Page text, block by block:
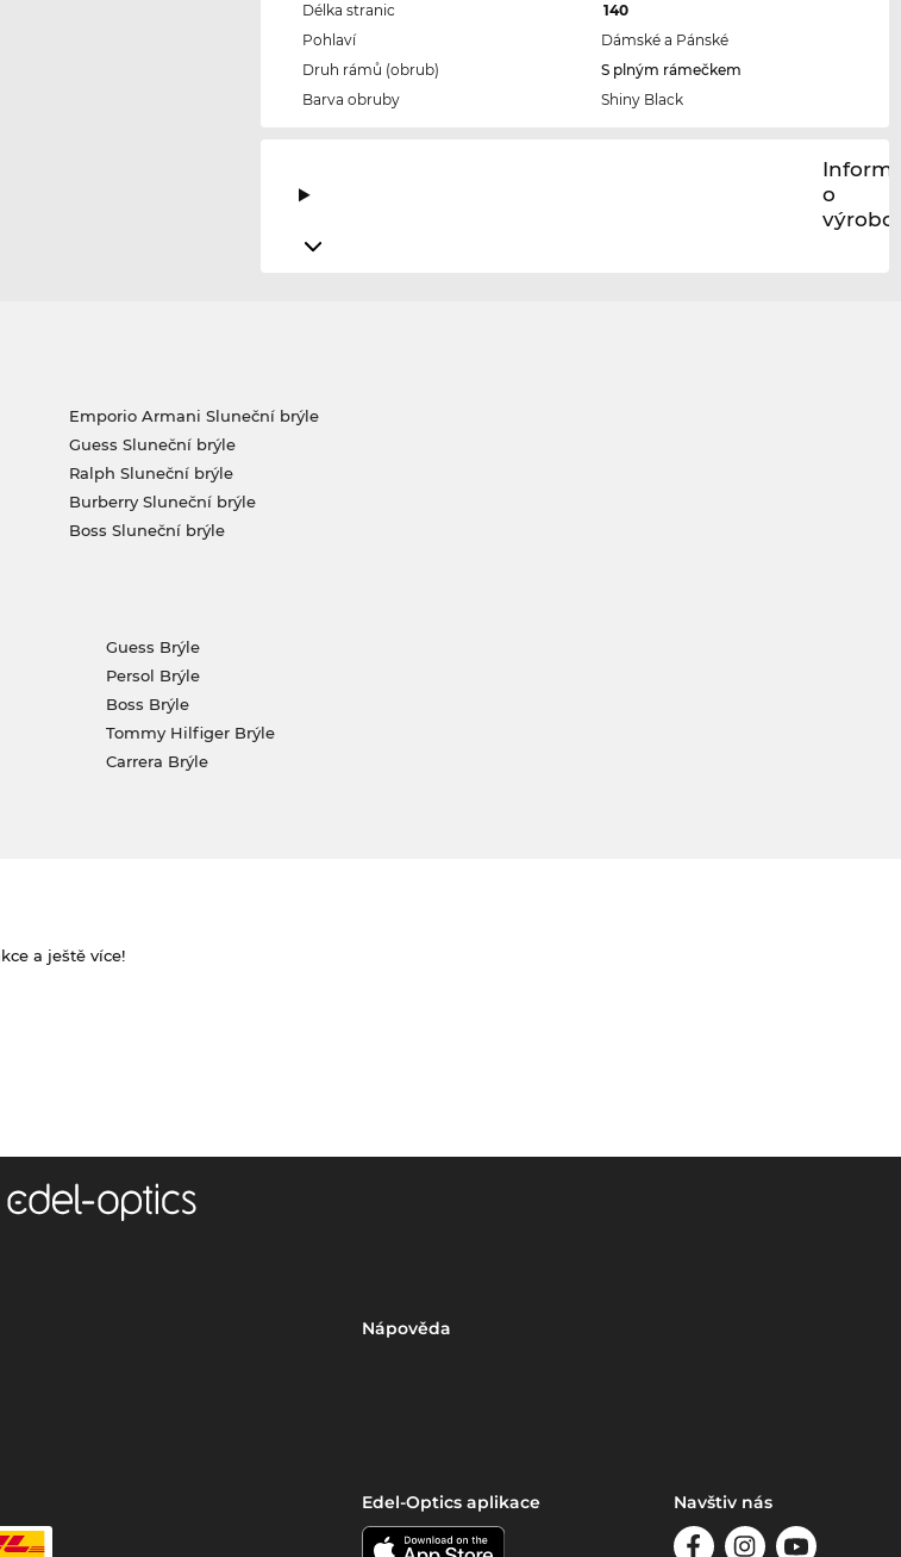
Délka stranic
140
Pohlaví
Dámské a Pánské
Druh rámů (obrub)
S plným rámečkem
Barva obruby
Shiny Black
o
výrobci
Emporio Armani Sluneční brýle
Guess Sluneční brýle
Ralph Sluneční brýle
Burberry Sluneční brýle
Boss Sluneční brýle
Guess Brýle
Persol Brýle
Boss Brýle
Tommy Hilfiger Brýle
Carrera Brýle
a ještě více!
Nápověda
Edel-Optics aplikace Navštiv nás